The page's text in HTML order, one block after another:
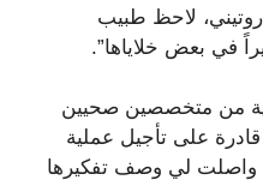
لاحظ طبيب
في بعض خلاياها”.
من متخصصين صحيين
على تأجيل عملية
واصلت لي وصف تفكيرها